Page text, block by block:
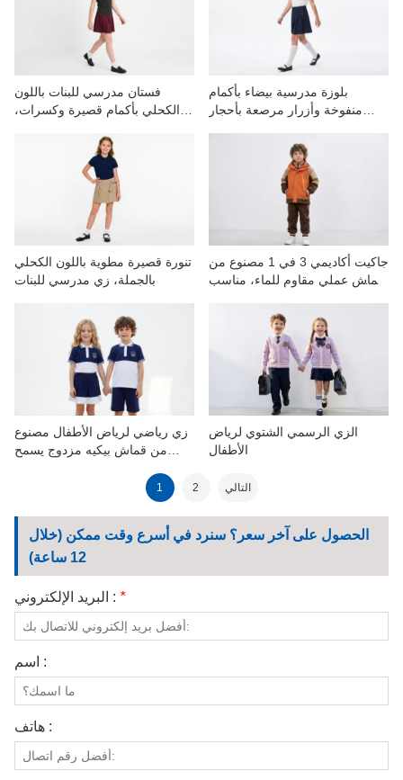
فستان مدرسي للبنات باللون
الكحلي بأكمام قصيرة وكسرات،
بلوزة مدرسية بيضاء بأكمام
منفوخة وأزرار مرصعة بأحجار
تنورة قصيرة مطوية باللون الكحلي
بالجملة، زي مدرسي للبنات
جاكيت أكاديمي 3 في 1 مصنوع من
قماش عملي مقاوم للماء، مناسب
زي رياضي لرياض الأطفال مصنوع
من قماش بيكيه مزدوج يسمح
الزي الرسمي الشتوي لرياض
الأطفال
1 2 التالي
الحصول على آخر سعر؟ سنرد في أسرع وقت ممكن (خلال
12 ساعة)
البريد الإلكتروني : *
اسم :
هاتف :